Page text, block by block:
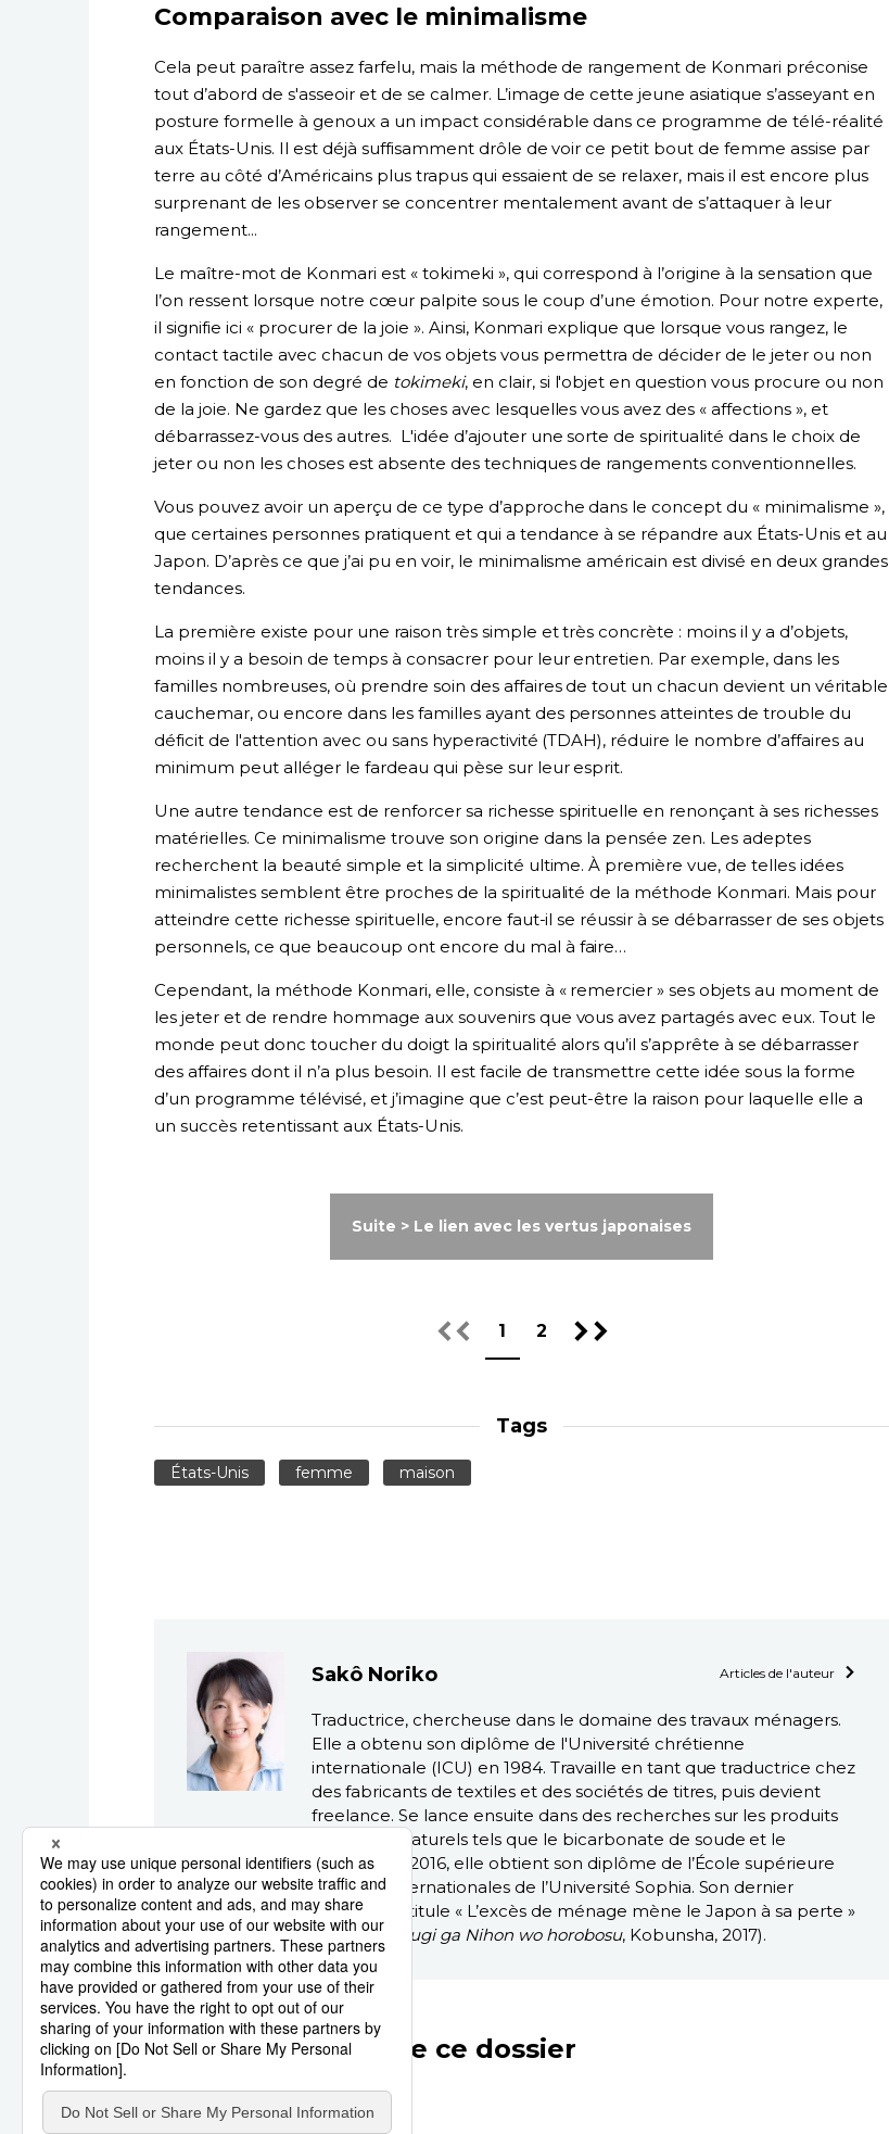
Comparaison avec le minimalisme
Cela peut paraître assez farfelu, mais la méthode de rangement de Konmari préconise
tout d’abord de s'asseoir et de se calmer. L’image de cette jeune asiatique s’asseyant en
posture formelle à genoux a un impact considérable dans ce programme de télé-réalité
aux États-Unis. Il est déjà suffisamment drôle de voir ce petit bout de femme assise par
terre au côté d’Américains plus trapus qui essaient de se relaxer, mais il est encore plus
surprenant de les observer se concentrer mentalement avant de s’attaquer à leur
rangement...
Le maître-mot de Konmari est « tokimeki », qui correspond à l’origine à la sensation que
l’on ressent lorsque notre cœur palpite sous le coup d’une émotion. Pour notre experte,
il signifie ici « procurer de la joie ». Ainsi, Konmari explique que lorsque vous rangez, le
contact tactile avec chacun de vos objets vous permettra de décider de le jeter ou non
en fonction de son degré de tokimeki, en clair, si l'objet en question vous procure ou non
de la joie. Ne gardez que les choses avec lesquelles vous avez des « affections », et
débarrassez-vous des autres. L'idée d’ajouter une sorte de spiritualité dans le choix de
jeter ou non les choses est absente des techniques de rangements conventionnelles.
Vous pouvez avoir un aperçu de ce type d’approche dans le concept du « minimalisme »,
que certaines personnes pratiquent et qui a tendance à se répandre aux États-Unis et au
Japon. D’après ce que j’ai pu en voir, le minimalisme américain est divisé en deux grandes
tendances.
La première existe pour une raison très simple et très concrète : moins il y a d’objets,
moins il y a besoin de temps à consacrer pour leur entretien. Par exemple, dans les
familles nombreuses, où prendre soin des affaires de tout un chacun devient un véritable
cauchemar, ou encore dans les familles ayant des personnes atteintes de trouble du
déficit de l'attention avec ou sans hyperactivité (TDAH), réduire le nombre d’affaires au
minimum peut alléger le fardeau qui pèse sur leur esprit.
Une autre tendance est de renforcer sa richesse spirituelle en renonçant à ses richesses
matérielles. Ce minimalisme trouve son origine dans la pensée zen. Les adeptes
recherchent la beauté simple et la simplicité ultime. À première vue, de telles idées
minimalistes semblent être proches de la spiritualité de la méthode Konmari. Mais pour
atteindre cette richesse spirituelle, encore faut-il se réussir à se débarrasser de ses objets
personnels, ce que beaucoup ont encore du mal à faire…
Cependant, la méthode Konmari, elle, consiste à « remercier » ses objets au moment de
les jeter et de rendre hommage aux souvenirs que vous avez partagés avec eux. Tout le
monde peut donc toucher du doigt la spiritualité alors qu’il s’apprête à se débarrasser
des affaires dont il n’a plus besoin. Il est facile de transmettre cette idée sous la forme
d’un programme télévisé, et j’imagine que c’est peut-être la raison pour laquelle elle a
un succès retentissant aux États-Unis.
Suite > Le lien avec les vertus japonaises
1 2
Tags
États-Unis femme maison
Sakô Noriko Articles de l'auteur
Traductrice, chercheuse dans le domaine des travaux ménagers.
Elle a obtenu son diplôme de l'Université chrétienne
internationale (ICU) en 1984. Travaille en tant que traductrice chez
des fabricants de textiles et des sociétés de titres, puis devient
freelance. Se lance ensuite dans des recherches sur les produits
ménagers naturels tels que le bicarbonate de soude et le
vinaigre. En 2016, elle obtient son diplôme de l’École supérieure
d’Études internationales de l’Université Sophia. Son dernier
ouvrage s’intitule « L’excès de ménage mène le Japon à sa perte »
(Kaji noshi-sugi ga Nihon wo horobosu, Kobunsha, 2017).
Autres articles de ce dossier